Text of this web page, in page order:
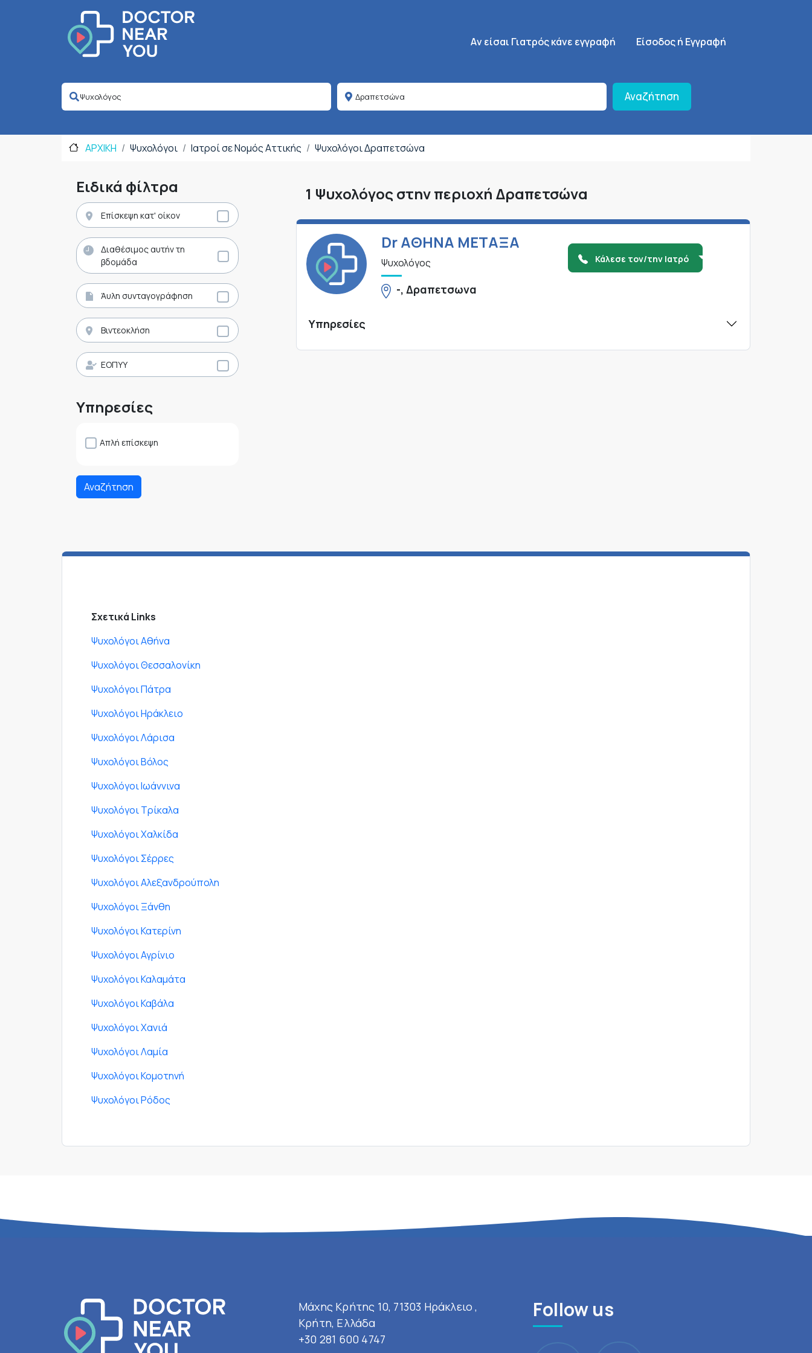
Κεντρική πλοήγηση
Aν είσαι Γιατρός κάνε εγγραφή SignUp Menu
Είσοδος ή Εγγραφή
Αναζήτηση
ΑΡΧΙΚΗ Ψυχολόγοι Ιατροί σε Νομός Αττικής Ψυχολόγοι Δραπετσώνα
Ειδικά φίλτρα
Επίσκεψη κατ' οίκον
Διαθέσιμος αυτήν τη
βδομάδα
Άυλη συνταγογράφηση
Βιντεοκλήση
ΕΟΠΥΥ
Υπηρεσίες
Απλή επίσκεψη
Αναζήτηση
1 Ψυχολόγος στην περιοχή Δραπετσώνα
Dr ΑΘΗΝΑ ΜΕΤΑΞΑ
Ψυχολόγος
-, Δραπετσωνα
Κάλεσε τον/την Ιατρό
Υπηρεσίες
Σχετικά Links
Ψυχολόγοι Αθήνα
Ψυχολόγοι Θεσσαλονίκη
Ψυχολόγοι Πάτρα
Ψυχολόγοι Ηράκλειο
Ψυχολόγοι Λάρισα
Ψυχολόγοι Βόλος
Ψυχολόγοι Ιωάννινα
Ψυχολόγοι Τρίκαλα
Ψυχολόγοι Χαλκίδα
Ψυχολόγοι Σέρρες
Ψυχολόγοι Αλεξανδρούπολη
Ψυχολόγοι Ξάνθη
Ψυχολόγοι Κατερίνη
Ψυχολόγοι Αγρίνιο
Ψυχολόγοι Καλαμάτα
Ψυχολόγοι Καβάλα
Ψυχολόγοι Χανιά
Ψυχολόγοι Λαμία
Ψυχολόγοι Κομοτηνή
Ψυχολόγοι Ρόδος
Μάχης Κρήτης 10, 71303 Ηράκλειο ,
Κρήτη, Ελλάδα
+30 281 600 4747
Follow us